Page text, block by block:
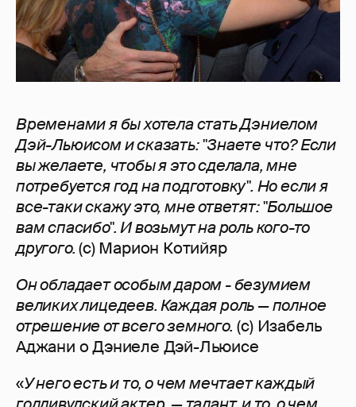
Временами я бы хотела стать Дэниелом
Дэй-Льюисом и сказать: "Знаете что? Если
вы желаете, чтобы я это сделала, мне
потребуется год на подготовку". Но если я
все-таки скажу это, мне ответят: "Большое
вам спасибо". И возьмут на роль кого-то
другого.(с) Марион Котийяр
Он обладает особым даром - безумием
великих лицедеев. Каждая роль — полное
отрешение от всего земного. (с) Изабель
Аджани о Дэниеле Дэй-Льюисе
«У него есть и то, о чем мечтает каждый